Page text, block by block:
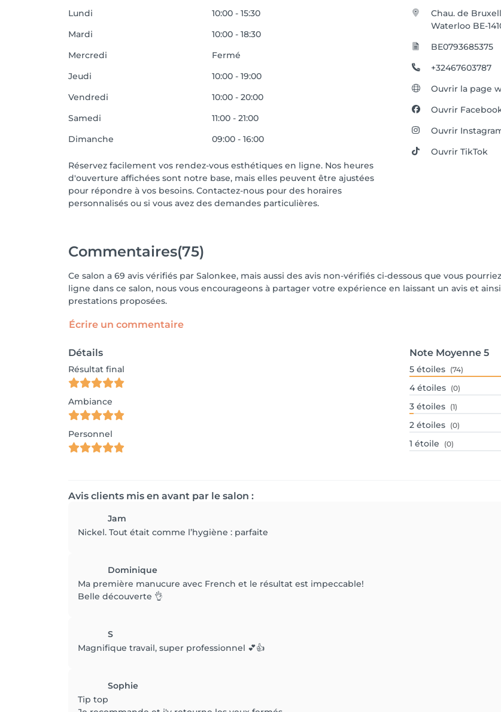
Lundi
10:00 - 15:30
Mardi
10:00 - 18:30
Mercredi
Fermé
Jeudi
10:00 - 19:00
Vendredi
10:00 - 20:00
Samedi
11:00 - 21:00
Dimanche
09:00 - 16:00
Réservez facilement vos rendez-vous esthétiques en ligne. Nos heures
d'ouverture affichées sont notre base, mais elles peuvent être ajustées
pour répondre à vos besoins. Contactez-nous pour des horaires
personnalisés ou si vous avez des demandes particulières.
Chau. de
Waterloo BE-
BE0793685375
+32467603787
Ouvrir la page
Ouvrir
Ouvrir
Ouvrir TikTok
Commentaires(75)
Ce salon a 69 avis vérifiés par Salonkee, mais aussi des avis non-vérifiés ci-dessous que vous
ligne dans ce salon, nous vous encourageons à partager votre expérience en laissant un avis et
prestations proposées.
Écrire un commentaire
Détails
Résultat final
Ambiance
Personnel
Note Moyenne 5
5 étoiles (74)
4 étoiles (0)
3 étoiles (1)
2 étoiles (0)
1 étoile (0)
Avis clients mis en avant par le salon :
Jam
Nickel. Tout était comme l’hygiène : parfaite
Dominique
Ma première manucure avec French et le résultat est impeccable!
Belle découverte 👌
S
Magnifique travail, super professionnel 💕👍
Sophie
Tip top